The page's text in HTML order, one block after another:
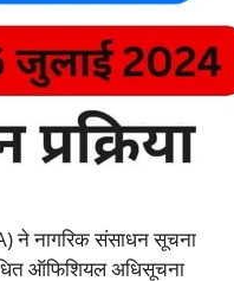
ने नागरिक संसाधन सूचना
ऑफिशियल अधिसूचना